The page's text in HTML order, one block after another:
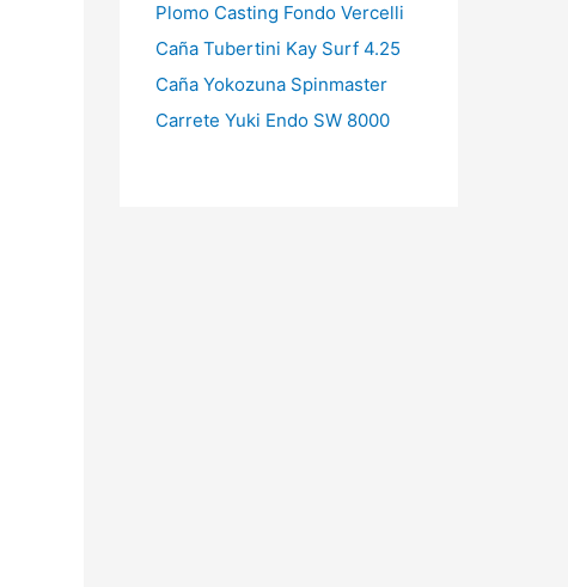
Plomo Casting Fondo Vercelli
Caña Tubertini Kay Surf 4.25
Caña Yokozuna Spinmaster
Carrete Yuki Endo SW 8000